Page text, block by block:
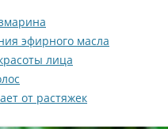
эфирного масла
лица
от растяжек